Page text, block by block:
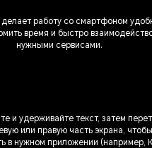
работу со смартфоном
время и быстро
нужными сервисами.
и удерживайте текст, затем
или правую часть экрана, чтобы
в нужном приложении (например,